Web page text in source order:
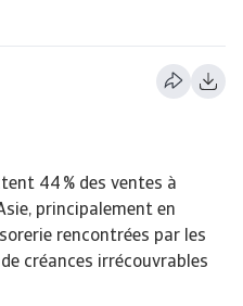
44 % des ventes à
principalement en
rencontrées par les
créances irrécouvrables